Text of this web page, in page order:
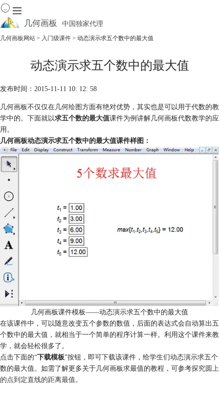
几何画板 中国独家代理
资源中心
软件商城
几何画板网站 > 入门级课件 > 动态演示求五个数中的最大值
动态演示求五个数中的最大值
发布时间：2015-11-11 10: 12: 58
几何画板不仅仅在几何绘图方面有绝对优势，其实也是可以用于代数的教
学中的。下面就以求五个数的最大值课件为例讲解几何画板代数教学的应
用。
几何画板动态演示求五个数中的最大值课件样图：
几何画板课件模板——动态演示求五个数中的最大值
在该课件中，可以随意改变五个参数的数值，后面的表达式会自动算出五
个数中的最大值，就相当于一个简单的程序计算一样。利用这个课件来教
学，就会轻松很多了。
点击下面的“下载模板”按钮，即可下载该课件，给学生们动态演示求五个
数的最大值。如需了解更多关于几何画板求最值的教程，可参考探究圆上
的点到定直线的距离最值。